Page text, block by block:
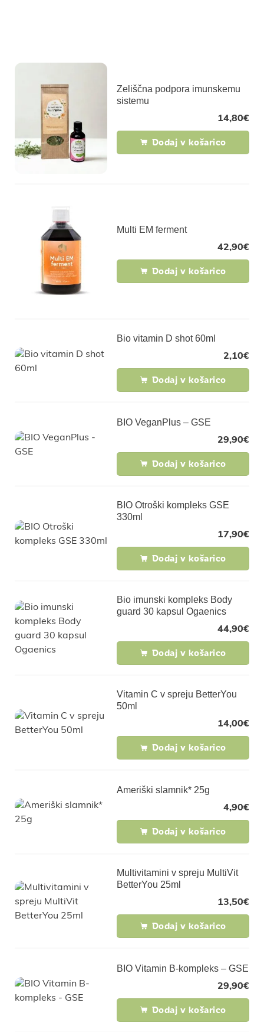
Zeliščna podpora imunskemu
sistemu
14,80€
Dodaj v košarico
Multi EM ferment
42,90€
Dodaj v košarico
Bio vitamin D shot 60ml
2,10€
Dodaj v košarico
BIO VeganPlus – GSE
29,90€
Dodaj v košarico
BIO Otroški kompleks GSE
330ml
17,90€
Dodaj v košarico
Bio imunski kompleks Body
guard 30 kapsul Ogaenics
44,90€
Dodaj v košarico
Vitamin C v spreju BetterYou
50ml
14,00€
Dodaj v košarico
Ameriški slamnik* 25g
4,90€
Dodaj v košarico
Multivitamini v spreju MultiVit
BetterYou 25ml
13,50€
Dodaj v košarico
BIO Vitamin B-kompleks – GSE
29,90€
Dodaj v košarico